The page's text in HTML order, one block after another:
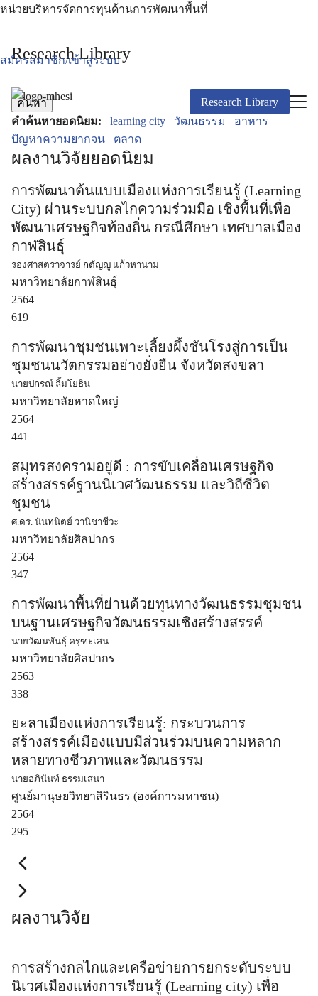
Skip
หน่วยบริหารจัดการทุนด้านการพัฒนาพื้นที่
สมัครสมาชิก/เข้าสู่ระบบ
Research Library
Search
for:
Research Library
ค้นหา
คำค้นหายอดนิยม:
learning city วัฒนธรรม
อาหาร
ปัญหาความยากจน
ตลาด
ผลงานวิจัยยอดนิยม
การพัฒนาต้นแบบเมืองแห่งการเรียนรู้ (Learning
City) ผ่านระบบกลไกความร่วมมือ เชิงพื้นที่เพื่อ
พัฒนาเศรษฐกิจท้องถิ่น กรณีศึกษา เทศบาลเมือง
กาฬสินธุ์
รองศาสตราจารย์ กตัญญู แก้วหานาม
มหาวิทยาลัยกาฬสินธุ์
2564
619
การพัฒนาชุมชนเพาะเลี้ยงผึ้งชันโรงสู่การเป็น
ชุมชนนวัตกรรมอย่างยั่งยืน จังหวัดสงขลา
นายปกรณ์ ลิ้มโยธิน
มหาวิทยาลัยหาดใหญ่
2564
441
สมุทรสงครามอยู่ดี : การขับเคลื่อนเศรษฐกิจ
สร้างสรรค์ฐานนิเวศวัฒนธรรม และวิถีชีวิต
ชุมชน
ศ.ดร. นันทนิตย์ วานิชาชีวะ
มหาวิทยาลัยศิลปากร
2564
347
การพัฒนาพื้นที่ย่านด้วยทุนทางวัฒนธรรมชุมชน
บนฐานเศรษฐกิจวัฒนธรรมเชิงสร้างสรรค์
นายวัฒนพันธุ์ ครุฑะเสน
มหาวิทยาลัยศิลปากร
2563
338
ยะลาเมืองแห่งการเรียนรู้: กระบวนการ
สร้างสรรค์เมืองแบบมีส่วนร่วมบนความหลาก
หลายทางชีวภาพและวัฒนธรรม
นายอภินันท์ ธรรมเสนา
ศูนย์มานุษยวิทยาสิรินธร (องค์การมหาชน)
2564
295
ผลงานวิจัย
การสร้างกลไกและเครือข่ายการยกระดับระบบ
นิเวศเมืองแห่งการเรียนรู้ (Learning city) เพื่อ